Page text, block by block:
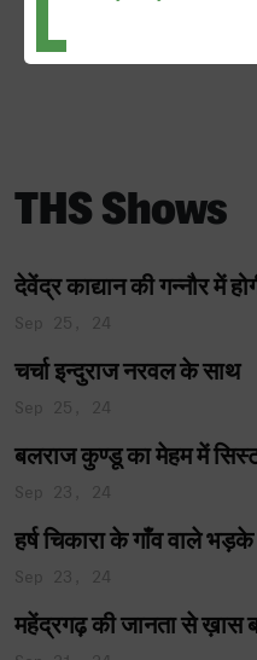
THS Shows
देवेंद्र काद्यान की गन्नौर में
Sep 25, 24
चर्चा इन्दुराज नरवल के साथ
Sep 25, 24
बलराज कुण्डू का मेहम में
Sep 23, 24
हर्ष चिकारा के गाँव वाले भड़के
Sep 23, 24
महेंद्रगढ़ की जानता से ख़ास